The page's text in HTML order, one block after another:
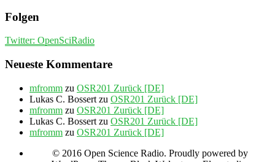
Folgen
Twitter: OpenSciRadio
Neueste Kommentare
mfromm zu OSR201 Zurück [DE]
Lukas C. Bossert zu OSR201 Zurück [DE]
mfromm zu OSR201 Zurück [DE]
Lukas C. Bossert zu OSR201 Zurück [DE]
mfromm zu OSR201 Zurück [DE]
© 2016 Open Science Radio. Proudly powered by